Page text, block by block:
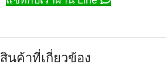
สินค้าที่เกี่ยวข้อง